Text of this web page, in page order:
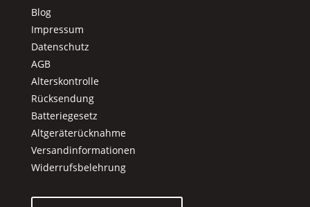
Blog
Impressum
Datenschutz
AGB
Alterskontrolle
Rücksendung
Batteriegesetz
Altgeräterücknahme
Versandinformationen
Widerrufsbelehrung